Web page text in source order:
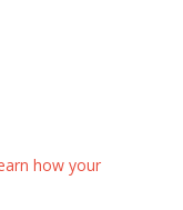
how your